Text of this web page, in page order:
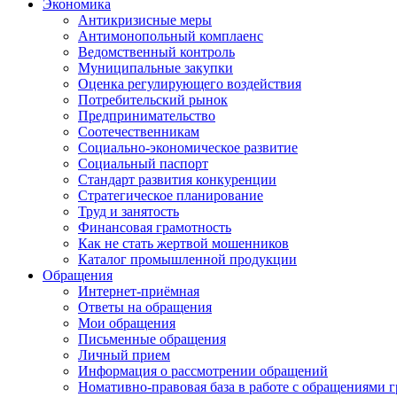
Экономика
Антикризисные меры
Антимонопольный комплаенс
Ведомственный контроль
Муниципальные закупки
Оценка регулирующего воздействия
Потребительский рынок
Предпринимательство
Соотечественникам
Социально-экономическое развитие
Социальный паспорт
Стандарт развития конкуренции
Стратегическое планирование
Труд и занятость
Финансовая грамотность
Как не стать жертвой мошенников
Каталог промышленной продукции
Обращения
Интернет-приёмная
Ответы на обращения
Мои обращения
Письменные обращения
Личный прием
Информация о рассмотрении обращений
Номативно-правовая база в работе с обращениями